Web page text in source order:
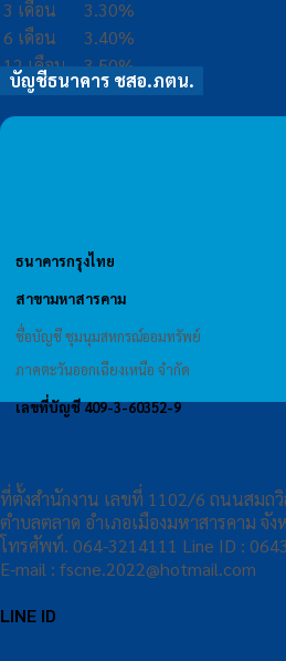
3 เดือน
3.30%
6 เดือน
3.40%
12 เดือน
3.50%
บัญชีธนาคาร ชสอ.ภตน.
ธนาคารกรุงไทย
สาขามหาสารคาม
ชื่อบัญชี ชุมนุมสหกรณ์ออมทรัพย์
ภาคตะวันออกเฉียงเหนือ จำกัด
เลขที่บัญชี 409-3-60352-9
ที่ตั้งสำนักงาน เลขที่ 1102/6 ถนนสมถ
ตำบลตลาด อำเภอเมืองมหาสารคาม จั
โทรศัพท์. 064-3214111 Line ID :
E-mail : fscne.2022@hotmail.com
LINE ID